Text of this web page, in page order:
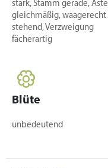
stark, Stamm gerade, Äste
gleichmäßig, waagerecht
stehend, Verzweigung
fächerartig
Blüte
unbedeutend